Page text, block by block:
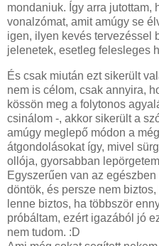
mondaniuk. Így arra jutottam,
vonalzómat, amit amúgy se
igen, ilyen kevés tervezéssel
jelenetek, esetleg felesleges
És csak miután ezt sikerült
nem is célom, csak annyira,
kössön meg a folytonos
csinálom -, akkor sikerült a
amúgy meglepő módon a
átgondolásokat így, mivel
ollója, gyorsabban
Egyszerűen van az
döntök, és persze nem
lenne biztos, ha többször
próbáltam, ezért igazából jó
nem tudom. :D